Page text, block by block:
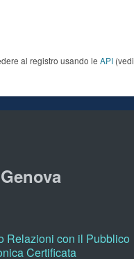
al registro usando le API (vedi
Relazioni con il Pubblico
Certificata